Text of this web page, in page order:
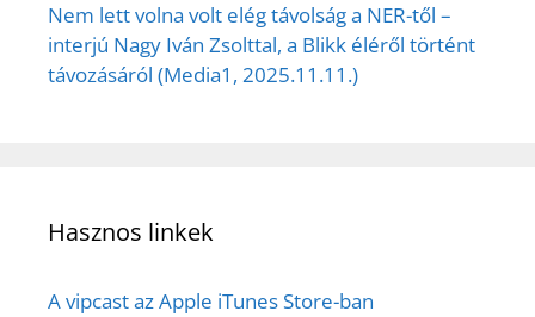
Nem lett volna volt elég távolság a NER-től –
interjú Nagy Iván Zsolttal, a Blikk éléről történt
távozásáról (Media1, 2025.11.11.)
Hasznos linkek
A vipcast az Apple iTunes Store-ban